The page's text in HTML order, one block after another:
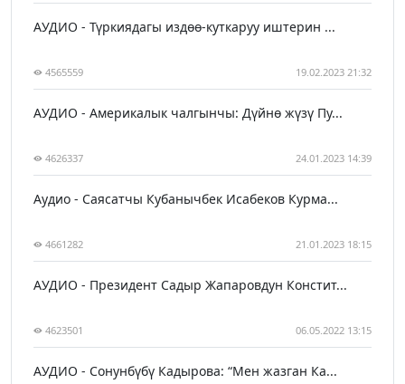
АУДИО - Түркиядагы издөө-куткаруу иштерин ...
4565559 19.02.2023 21:32
АУДИО - Америкалык чалгынчы: Дүйнө жүзү Пу...
4626337 24.01.2023 14:39
Аудио - Саясатчы Кубанычбек Исабеков Курма...
4661282 21.01.2023 18:15
АУДИО - Президент Садыр Жапаровдун Констит...
4623501 06.05.2022 13:15
АУДИО - Сонунбүбү Кадырова: “Мен жазган Ка...